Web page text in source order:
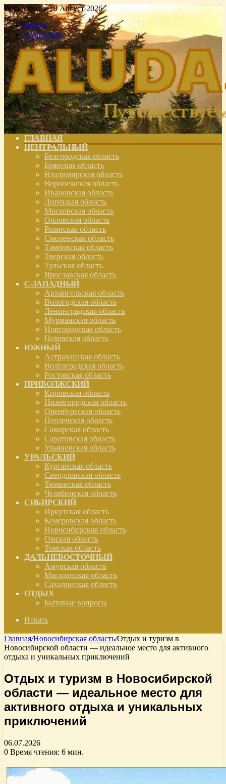
Воскресенье , 9 Август 2026
Войти
Switch skin
ГЛАВНАЯ
ЦЕНТРАЛЬНЫЙ
Белгородская область
Брянская область
Владимирская область
Воронежская область
Ивановская область
Липецкая область
Московская область
Орловская область
Рязанская область
Смоленская область
Тамбовская область
Тверская область
Тульская область
Ярославская область
С-ЗАПАДНЫЙ
Архангельская область
Вологодская область
Ленинградская область
Мурманская область
Новгородская область
Псковская область
ЮЖНЫЙ
Астраханская область
Волгоградская область
Ростовская область
ПРИВОЛЖСКИЙ
Кировская область
Нижегородская область
Оренбургская область
Пензенская область
Самарская область
Саратовская область
Ульяновская область
УРАЛЬСКИЙ
Курганская область
Свердловская область
Тюменская область
Челябинская область
СИБИРСКИЙ
Иркутская область
Кемеровская область
Новосибирская область
Омская область
Томская область
ДАЛЬНЕВОСТОЧНЫЙ
Амурская область
Магаданская область
Сахалинская область
ОТДЫХ
Бытовые вопросы
Искать
Главная/Новосибирская область/Отдых и туризм в
Новосибирской области — идеальное место для активного
отдыха и уникальных приключений
Отдых и туризм в Новосибирской
области — идеальное место для
активного отдыха и уникальных
приключений
06.07.2026
0 Время чтения: 6 мин.